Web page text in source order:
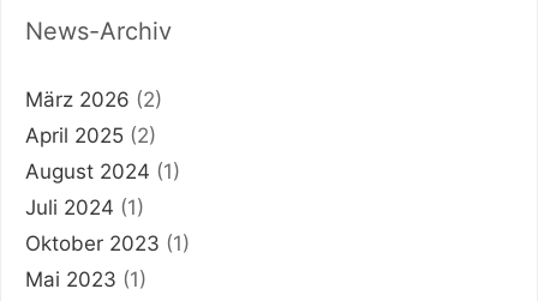
News-Archiv
März 2026 (2)
April 2025 (2)
August 2024 (1)
Juli 2024 (1)
Oktober 2023 (1)
Mai 2023 (1)